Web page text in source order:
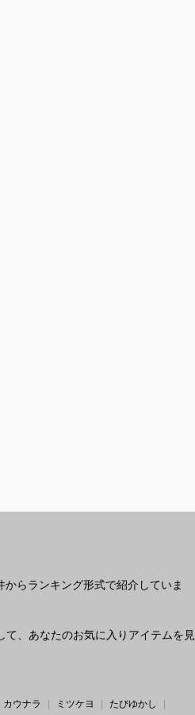
らランキング形式で紹介していま
、あなたのお気に入りアイテムを見
カウナラ ミツケヨ たびゆかし